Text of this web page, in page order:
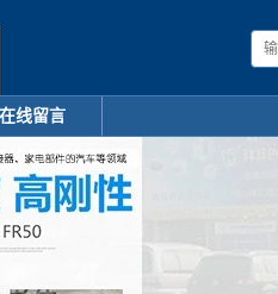
在线留言